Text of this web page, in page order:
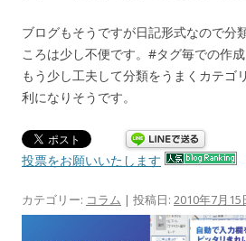
ブログもそうですが日記形式なので分
ころは少し不便です。#タグ毎での作成
もう少し工夫して分類をうまくカテゴ
利になりそうです。
投票をお願いいたします
カテゴリー: コラム | 投稿日: 2010年7月15